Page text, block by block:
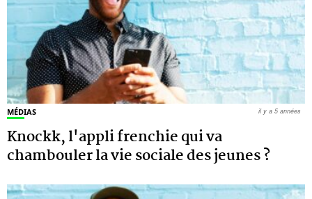
MÉDIAS
Knockk, l'appli frenchie qui va
chambouler la vie sociale des jeunes ?
il y a 5 années